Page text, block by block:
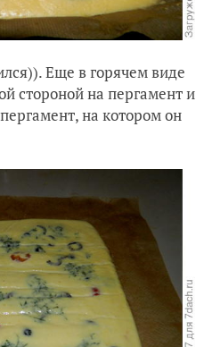
Еще в горячем виде
стороной на пергамент и
на котором он